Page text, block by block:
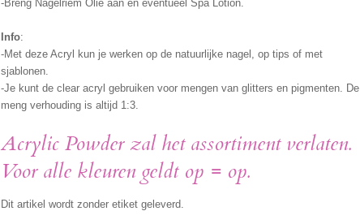
-Breng Nagelriem Olie aan en eventueel Spa Lotion.
Info:
-Met deze Acryl kun je werken op de natuurlijke nagel, op tips of met
sjablonen.
-Je kunt de clear acryl gebruiken voor mengen van glitters en pigmenten. De
meng verhouding is altijd 1:3.
Acrylic Powder zal het assortiment verlaten.
Voor alle kleuren geldt op = op.
Dit artikel wordt zonder etiket geleverd.